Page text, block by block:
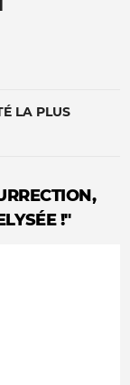
LA PLUS
!"